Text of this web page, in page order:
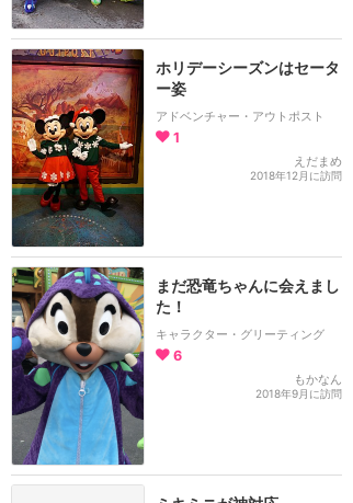
ホリデーシーズンはセータ
ー姿
アドベンチャー・アウトポスト
1
えだまめ
2018年12月に訪問
まだ恐竜ちゃんに会えまし
た！
キャラクター・グリーティング
6
もかなん
2018年9月に訪問